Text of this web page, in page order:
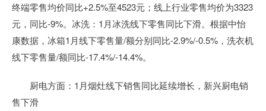
终端零售均价同比+2.5%至4523元；线上行业零售均价为3323
元，同比-9%。冰洗：1月冰洗线下零售同比下滑。根据中怡
康数据，冰箱1月线下零售量/额分别同比-2.9%/-0.5%，洗衣机
线下零售量/额同比-17.4%/-14.4%。
厨电方面：1月烟灶线下销售同比延续增长，新兴厨电销
售下滑